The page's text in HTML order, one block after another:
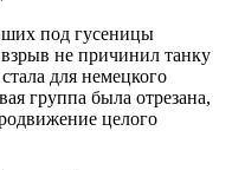
под гусеницы
не причинил танку
для немецкого
группа была отрезана,
целого